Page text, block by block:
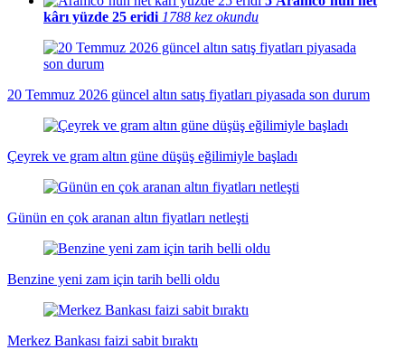
kârı yüzde 25 eridi 1788 kez okundu
20 Temmuz 2026 güncel altın satış fiyatları piyasada son durum
Çeyrek ve gram altın güne düşüş eğilimiyle başladı
Günün en çok aranan altın fiyatları netleşti
Benzine yeni zam için tarih belli oldu
Merkez Bankası faizi sabit bıraktı